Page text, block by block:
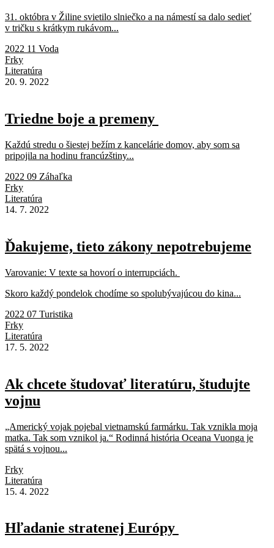
31. októbra v Žiline svietilo slniečko a na námestí sa dalo sedieť
v tričku s krátkym rukávom...
2022 11 Voda
Frky
Literatúra
20. 9. 2022
Triedne boje a premeny
Každú stredu o šiestej bežím z kancelárie domov, aby som sa
pripojila na hodinu francúzštiny...
2022 09 Záhaľka
Frky
Literatúra
14. 7. 2022
Ďakujeme, tieto zákony nepotrebujeme
Varovanie: V texte sa hovorí o interrupciách.
Skoro každý pondelok chodíme so spolubývajúcou do kina...
2022 07 Turistika
Frky
Literatúra
17. 5. 2022
Ak chcete študovať literatúru, študujte
vojnu
„Americký vojak pojebal vietnamskú farmárku. Tak vznikla moja
matka. Tak som vznikol ja.“ Rodinná história Oceana Vuonga je
spätá s vojnou...
Frky
Literatúra
15. 4. 2022
Hľadanie stratenej Európy